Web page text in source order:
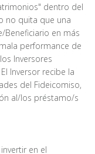
dentro del
no quita que una
en más
performance de
Inversores
Inversor recibe la
del Fideicomiso,
al/los préstamo/s
en el